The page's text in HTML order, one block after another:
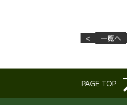
< 一覧へ
PAGE TOP